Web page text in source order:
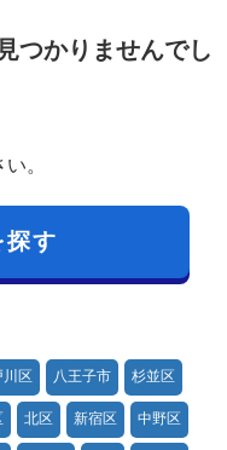
つかりませんでし
。
探す
川区 八王子市 杉並区
北区 新宿区 中野区